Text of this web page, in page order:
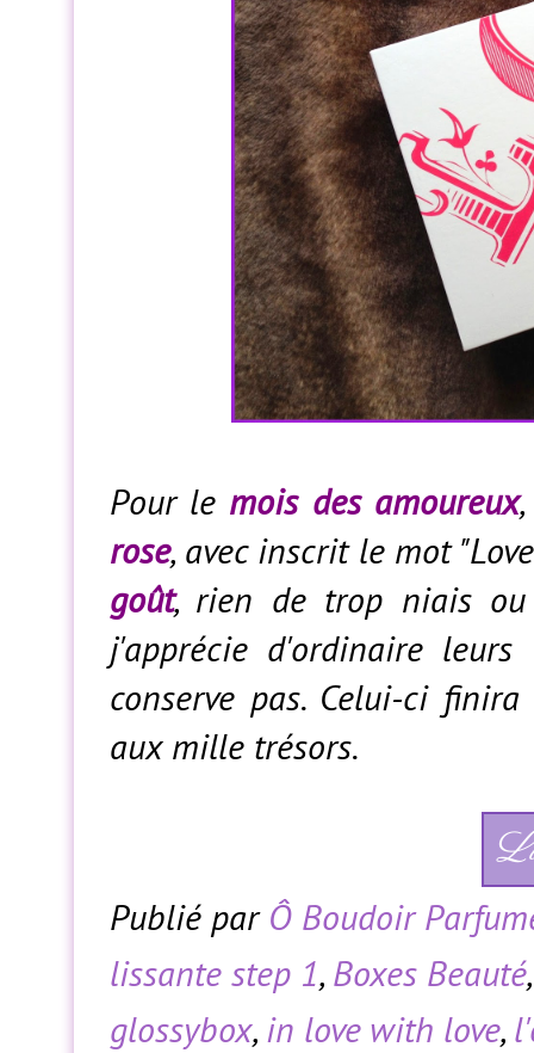
Pour le mois des amoureux
rose, avec inscrit le mot
goût, rien de trop niais ou
j'apprécie d'ordinaire
conserve pas. Celui-ci
aux mille trésors.
Publié par Ô Boudoir
lissante step 1, Boxes Beauté
glossybox, in love with love,